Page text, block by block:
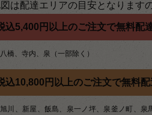
は配達エリアの目安となります
込5,400円以上のご注文で無料配
八橋、寺内、泉（一部除く）
込10,800円以上のご注文で無料配
旭川、新屋、飯島、泉一ノ坪、泉釜ノ町、